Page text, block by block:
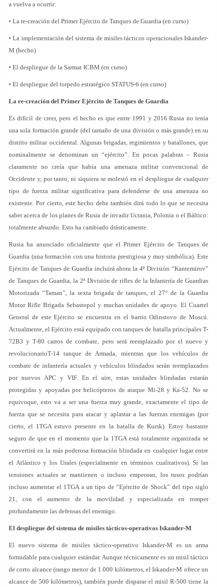
a vuelva a ocurrir:
• La re-creación del Primer Ejército de Tanques de Guardia (en curso)
• La implementación del sistema de misiles tácticos operacionales Iskander-
M (hecho)
• El despliegue de la Sarmat ICBM (en curso)
• El despliegue del torpedo estratégico STATUS-6 (en curso)
La re-creación del Primer Ejército de Tanques de Guardia
Es difícil de creer, pero el hecho es que entre 1991 y 2016 Rusia no tenía
una sola formación grande (del tamaño de una división o más grande) en su
distrito militar occidental. Algunas brigadas, regimientos y batallones, que
nominalmente se denominan un “ejército”. En pocas palabras – Rusia
claramente no creía que había una amenaza militar convencional de
Occidente y, por tanto, ni siquiera se molestó en el despliegue de cualquier
tipo de fuerza militar significativa para defenderse de una amenaza no
existente. Por cierto, este hecho debe también dirá todo lo que se necesita
saber acerca de los planes de Rusia de invadir Ucrania, Polonia o el Báltico:
totalmente absurdo. Esto ha cambiado drásticamente.
Rusia ha anunciado oficialmente que el Primer Ejército de Tanques de
Guardia (una formación con una historia prestigiosa y muy simbólica). Este
Ejército de Tanques de Guardia incluirá ahora la 4ª División “Kantemirov”
de Tanques de Guardia, la 2ª División de rifles de la Infantería de Guardias
Motorizada “Taman”, la sexta brigada de tanques, el 27° de la Guardia
Motor Rifle Brigada Sebastopol y muchas unidades de apoyo. El Cuartel
General de este Ejército se encuentra en el barrio Odinstovo de Moscú.
Actualmente, el Ejército está equipado con tanques de batalla principales T-
72B3 y T-80 carros de combate, pero será reemplazado por el nuevo y
revolucionarioT-14 tanque de Armada, mientras que los vehículos de
combate de infantería actuales y vehículos blindados serán reemplazados
por nuevos APC y VIF. En el aire, estas unidades blindadas estarán
protegidas y apoyadas por helicópteros de ataque Mi-28 y Ka-52. No se
equivoque, esto va a ser una fuerza muy grande, exactamente el tipo de
fuerza que se necesita para atacar y aplastar a las fuerzas enemigas (por
cierto, el 1TGA estuvo presente en la batalla de Kursk). Estoy bastante
seguro de que en el momento que la 1TGA está totalmente organizada se
convertirá en la más poderosa formación blindada en cualquier lugar entre
el Atlántico y los Urales (especialmente en términos cualitativos). Si las
tensiones actuales se mantienen o incluso empeoran, los rusos podrían
incluso aumentar el 1TGA a un tipo de “Ejército de Shock” del tipo siglo
21, con el aumento de la movilidad y especializada en romper
profundamente las defensas del enemigo.
El despliegue del sistema de misiles tácticos-operativos Iskander-M
El nuevo sistema de misiles táctico-operativo Iskander-M es un arma
formidable para cualquier estándar. Aunque técnicamente es un misil táctico
de corto alcance (rango menor de 1.000 kilómetros, el Iskander-M ofrece un
alcance de 500 kilómetros), también puede disparar el misil R-500 tiene la